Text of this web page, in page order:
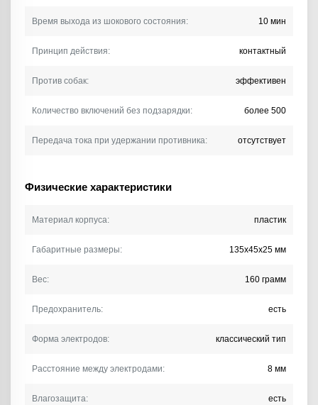
Время выхода из шокового состояния: 10 мин
Принцип действия: контактный
Против собак: эффективен
Количество включений без подзарядки: более 500
Передача тока при удержании противника: отсутствует
Физические характеристики
Материал корпуса: пластик
Габаритные размеры: 135х45х25 мм
Вес: 160 грамм
Предохранитель: есть
Форма электродов: классический тип
Расстояние между электродами: 8 мм
Влагозащита: есть